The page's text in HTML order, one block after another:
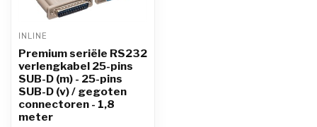
INLINE
Premium seriële RS232
verlengkabel 25-pins
SUB-D (m) - 25-pins
SUB-D (v) / gegoten
connectoren - 1,8
meter